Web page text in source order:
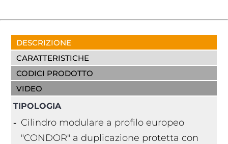
DESCRIZIONE
CARATTERISTICHE
CODICI PRODOTTO
VIDEO
TIPOLOGIA
Cilindro modulare a profilo europeo
"CONDOR" a duplicazione protetta con